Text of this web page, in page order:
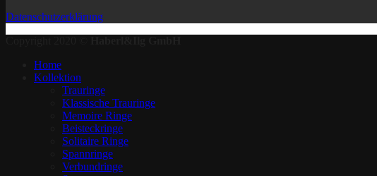
Datenschutzerklärung
Home
Kollektion
Trauringe
Klassische Trauringe
Memoire Ringe
Beisteckringe
Solitaire Ringe
Spannringe
Verbundringe